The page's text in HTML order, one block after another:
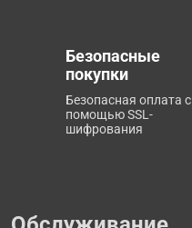
Безопасные
покупки
Безопасная оплата с
помощью SSL-
шифрования